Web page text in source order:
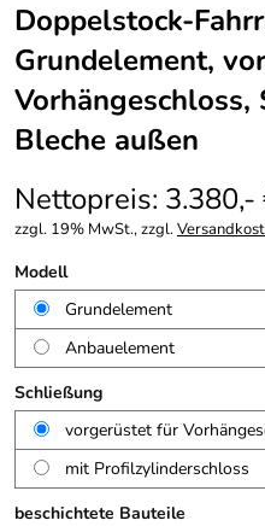
Doppelstock-
Grundelement,
Vorhängeschloss,
Bleche außen
Nettopreis: 3.380,-
zzgl. 19% MwSt., zzgl.
Modell
Grundelement
Anbauelement
Schließung
vorgerüstet für
mit Profilzylinderschloss
beschichtete Bauteile